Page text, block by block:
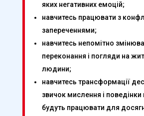
яких негативних емоцій;
навчитесь працювати з
запереченнями;
навчитесь непомітно
переконання і погляди на
людини;
навчитесь трансформації
звичок мислення і поведінки
будуть працювати для